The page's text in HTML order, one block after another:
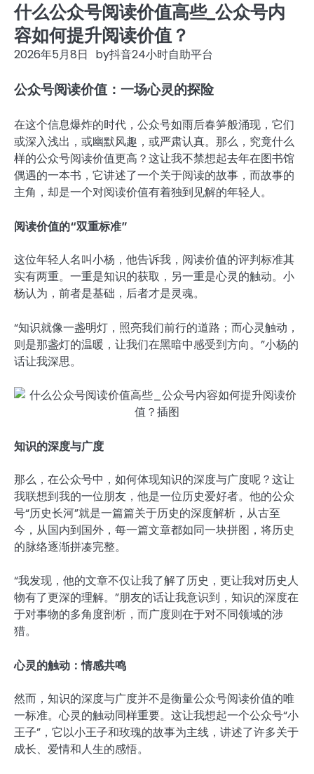
什么公众号阅读价值高些_公众号内
容如何提升阅读价值？
2026年5月8日 by抖音24小时自助平台
公众号阅读价值：一场心灵的探险
在这个信息爆炸的时代，公众号如雨后春笋般涌现，它们
或深入浅出，或幽默风趣，或严肃认真。那么，究竟什么
样的公众号阅读价值更高？这让我不禁想起去年在图书馆
偶遇的一本书，它讲述了一个关于阅读的故事，而故事的
主角，却是一个对阅读价值有着独到见解的年轻人。
阅读价值的“双重标准”
这位年轻人名叫小杨，他告诉我，阅读价值的评判标准其
实有两重。一重是知识的获取，另一重是心灵的触动。小
杨认为，前者是基础，后者才是灵魂。
“知识就像一盏明灯，照亮我们前行的道路；而心灵触动，
则是那盏灯的温暖，让我们在黑暗中感受到方向。”小杨的
话让我深思。
知识的深度与广度
那么，在公众号中，如何体现知识的深度与广度呢？这让
我联想到我的一位朋友，他是一位历史爱好者。他的公众
号“历史长河”就是一篇篇关于历史的深度解析，从古至
今，从国内到国外，每一篇文章都如同一块拼图，将历史
的脉络逐渐拼凑完整。
“我发现，他的文章不仅让我了解了历史，更让我对历史人
物有了更深的理解。”朋友的话让我意识到，知识的深度在
于对事物的多角度剖析，而广度则在于对不同领域的涉
猎。
心灵的触动：情感共鸣
然而，知识的深度与广度并不是衡量公众号阅读价值的唯
一标准。心灵的触动同样重要。这让我想起一个公众号“小
王子”，它以小王子和玫瑰的故事为主线，讲述了许多关于
成长、爱情和人生的感悟。